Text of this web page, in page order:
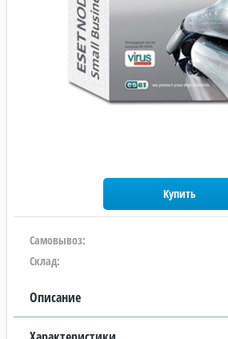
Самовывоз:
Склад:
Описание